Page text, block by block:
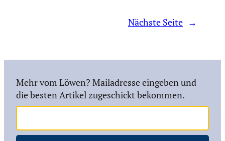
Nächste Seite →
Mehr vom Löwen? Mailadresse eingeben und
die besten Artikel zugeschickt bekommen.